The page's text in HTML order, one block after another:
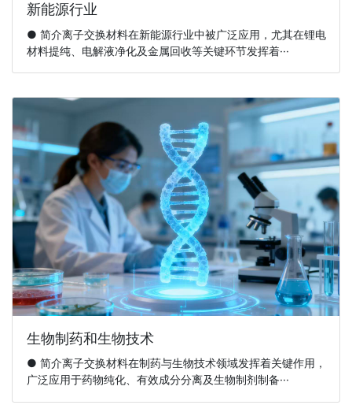
新能源行业
● 简介离子交换材料在新能源行业中被广泛应用，尤其在锂电
材料提纯、电解液净化及金属回收等关键环节发挥着···
生物制药和生物技术
● 简介离子交换材料在制药与生物技术领域发挥着关键作用，
广泛应用于药物纯化、有效成分分离及生物制剂制备···